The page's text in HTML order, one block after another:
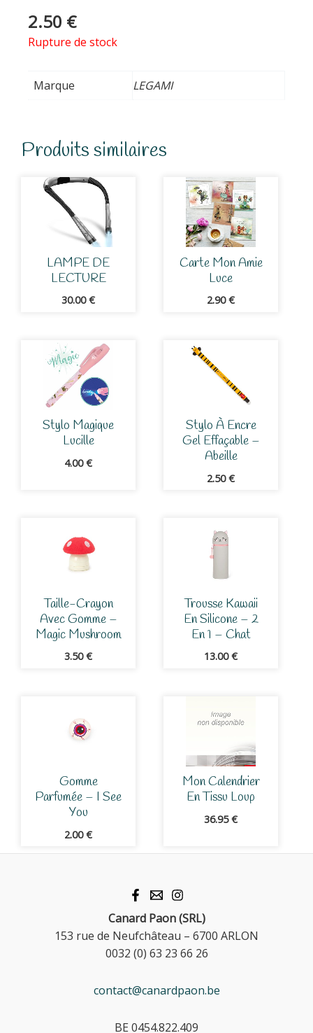
2.50 €
Rupture de stock
Marque LEGAMI
Produits similaires
LAMPE DE
LECTURE
30.00€
Carte Mon Amie
Luce
2.90€
Stylo Magique
Lucille
4.00€
Stylo À Encre
Gel Effaçable –
Abeille
2.50€
Taille-Crayon
Avec Gomme –
Magic Mushroom
3.50€
Trousse Kawaii
En Silicone – 2
En 1 – Chat
13.00€
Gomme
Parfumée – I See
You
2.00€
Mon Calendrier
En Tissu Loup
36.95€
Canard Paon (SRL)
153 rue de Neufchâteau – 6700 ARLON
0032 (0) 63 23 66 26
contact@canardpaon.be
BE 0454.822.409